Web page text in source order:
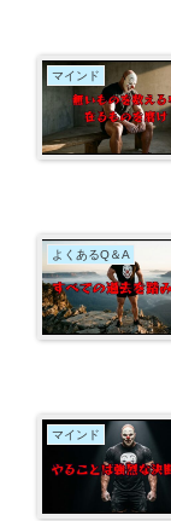
マインド
よくあるQ＆A
マインド